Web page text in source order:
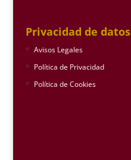
Privacidad de datos
Avisos Legales
Política de Privacidad
Política de Cookies